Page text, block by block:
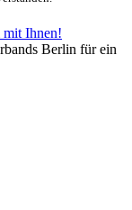
mit Ihnen!
Berlin für ein